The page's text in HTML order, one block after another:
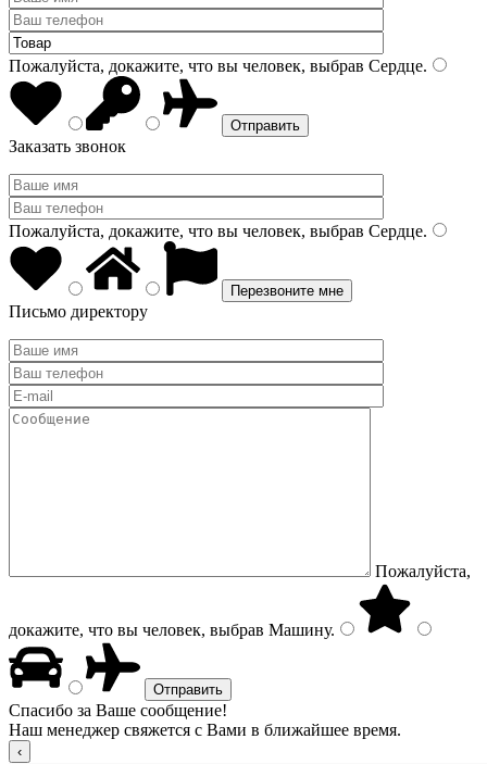
Пожалуйста, докажите, что вы человек, выбрав Сердце.
Заказать звонок
Пожалуйста, докажите, что вы человек, выбрав Сердце.
Письмо директору
Пожалуйста,
докажите, что вы человек, выбрав Машину.
Спасибо за Ваше сообщение!
Наш менеджер свяжется с Вами в ближайшее время.